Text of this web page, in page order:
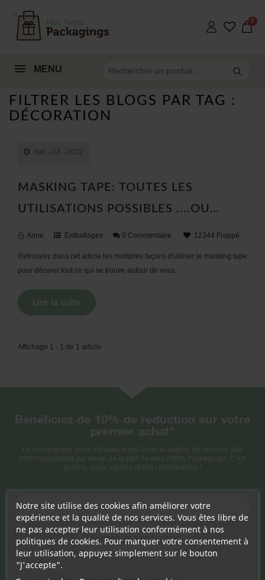
MENU
FILTRER LES BLOGS PAR TAG :
DÉCORATION
mai 23 2022
MASKING TAPE: TOUTES LES
UTILISATIONS POSSIBLES ....OU
PRESQUE !
Anne Emballages 0 Commentaire 12344 Frappé
Retrouvez dans cet article les multiples façons d'utiliser le masking tape
pour décorer tout ce qui se trouve autour de vous.
Lire la suite
Affichage 1 - 1 de 1 article
Bénéficiez de 10% de réduction sur votre
premier achat*
En renseignant votre adresse email vous acceptez de recevoir des
communications par email de la part de mes Petits Packagings. C'est
promis, nous savons rester raisonnables !
Recevoir ma réduction
Notre site utilise des cookies afin améliorer votre
expérience et la qualité de nos services. Vous êtes libre de
ne pas accepter leur utilisation conformément à nos
politiques de cookies. Pour marquer votre consentement à
leur utilisation, appuyez simplement sur le bouton
"J'accepte".